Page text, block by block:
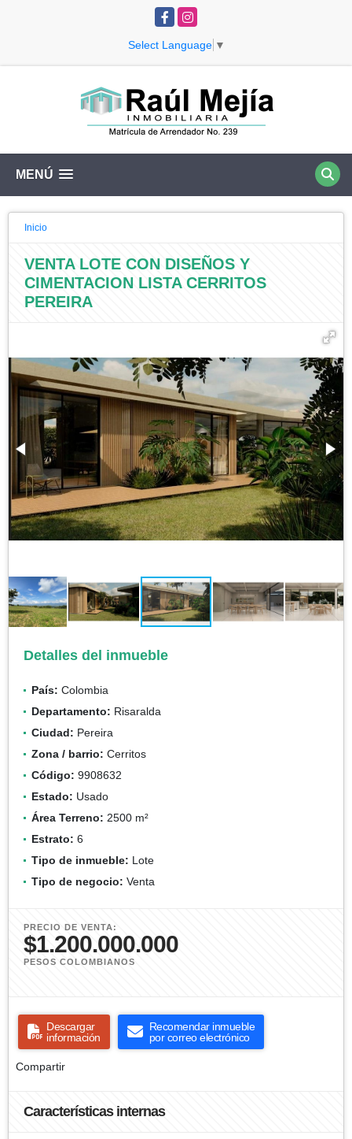
FacebookInstagram
Select Language ▼
MENÚ
Inicio
VENTA LOTE CON DISEÑOS Y
CIMENTACION LISTA CERRITOS
PEREIRA
Detalles del inmueble
País: Colombia
Departamento: Risaralda
Ciudad: Pereira
Zona / barrio: Cerritos
Código: 9908632
Estado: Usado
Área Terreno: 2500 m²
Estrato: 6
Tipo de inmueble: Lote
Tipo de negocio: Venta
PRECIO DE VENTA:
$1.200.000.000
PESOS COLOMBIANOS
Descargar
información
Recomendar inmueble
por correo electrónico
Compartir
Características internas